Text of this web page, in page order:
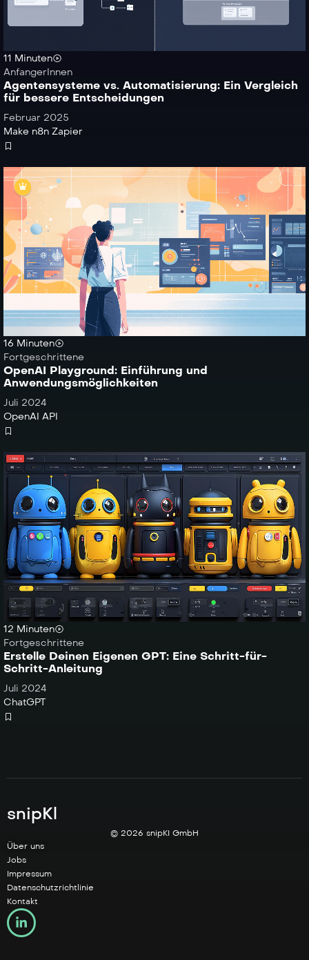
11 Minuten
AnfangerInnen
Agentensysteme vs. Automatisierung: Ein Vergleich
für bessere Entscheidungen
Februar 2025
Make n8n Zapier
16 Minuten
Fortgeschrittene
OpenAI Playground: Einführung und
Anwendungsmöglichkeiten
Juli 2024
OpenAI API
12 Minuten
Fortgeschrittene
Erstelle Deinen Eigenen GPT: Eine Schritt-für-
Schritt-Anleitung
Juli 2024
ChatGPT
snipKl
© 2026 snipKI GmbH
Über uns
Jobs
Impressum
Datenschutzrichtlinie
Kontakt